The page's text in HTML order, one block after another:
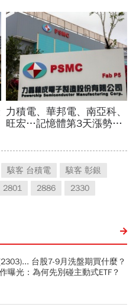
駭客 台積電
駭客 彰銀
2801 2886 2330
台股7-9月洗盤期買什麼？
曝光：為何先別碰主動式ETF？